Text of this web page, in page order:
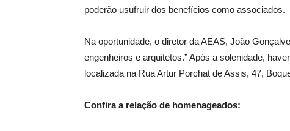
poderão usufruir dos benefícios como associados.
Na oportunidade, o diretor da AEAS, João
engenheiros e arquitetos.” Após a solenidade,
localizada na Rua Artur Porchat de Assis, 47,
Confira a relação de homenageados: